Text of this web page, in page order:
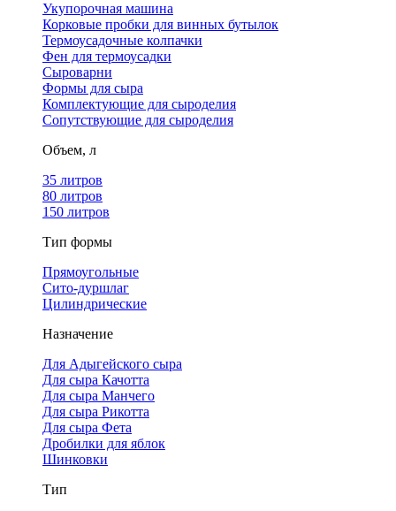
Укупорочная машина
Корковые пробки для винных бутылок
Термоусадочные колпачки
Фен для термоусадки
Сыроварни
Формы для сыра
Комплектующие для сыроделия
Сопутствующие для сыроделия
Объем, л
35 литров
80 литров
150 литров
Тип формы
Прямоугольные
Сито-дуршлаг
Цилиндрические
Назначение
Для Адыгейского сыра
Для сыра Качотта
Для сыра Манчего
Для сыра Рикотта
Для сыра Фета
Дробилки для яблок
Шинковки
Тип